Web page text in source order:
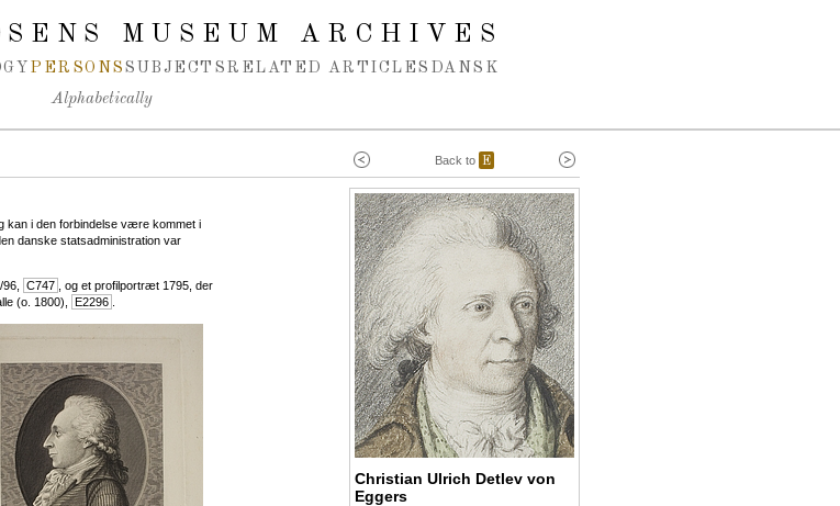
MUSEUM ARCHIVES
PERSONS SUBJECTS RELATED ARTICLES DANSK
Alphabetically
Back to E
kan i den forbindelse være kommet i
danske statsadministration var
C747
, og et profilportræt 1795, der
(o. 1800),
E2296
Christian Ulrich Detlev von
Eggers